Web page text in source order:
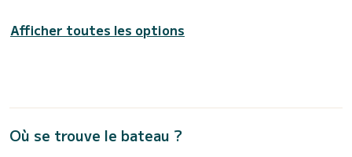
Afficher toutes les options
Où se trouve le bateau ?